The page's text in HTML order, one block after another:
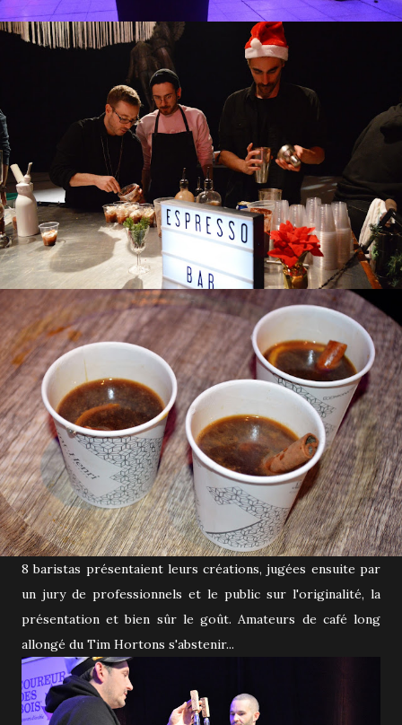
8 baristas présentaient leurs créations, jugées ensuite par
un jury de professionnels et le public sur l'originalité, la
présentation et bien sûr le goût. Amateurs de café long
allongé du Tim Hortons s'abstenir...